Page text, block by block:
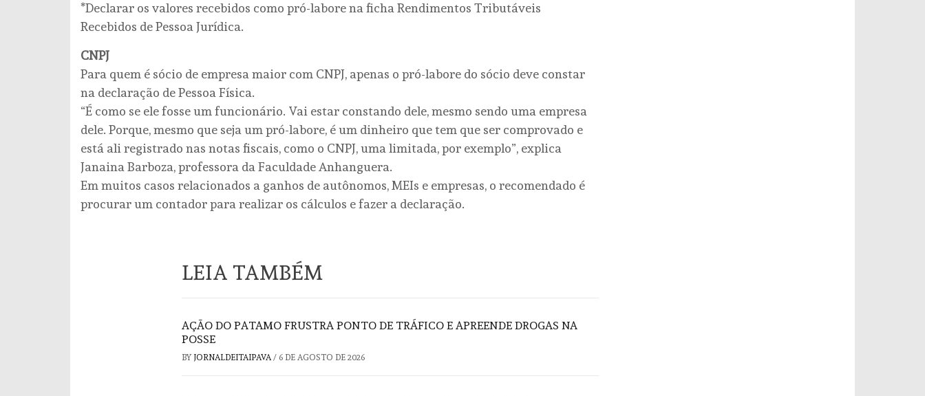
*Declarar os valores recebidos como pró-labore na ficha Rendimentos Tributáveis
Recebidos de Pessoa Jurídica.
CNPJ
Para quem é sócio de empresa maior com CNPJ, apenas o pró-labore do sócio deve constar
na declaração de Pessoa Física.
“É como se ele fosse um funcionário. Vai estar constando dele, mesmo sendo uma empresa
dele. Porque, mesmo que seja um pró-labore, é um dinheiro que tem que ser comprovado e
está ali registrado nas notas fiscais, como o CNPJ, uma limitada, por exemplo”, explica
Janaina Barboza, professora da Faculdade Anhanguera.
Em muitos casos relacionados a ganhos de autônomos, MEIs e empresas, o recomendado é
procurar um contador para realizar os cálculos e fazer a declaração.
LEIA TAMBÉM
AÇÃO DO PATAMO FRUSTRA PONTO DE TRÁFICO E APREENDE DROGAS NA
POSSE
BY JORNALDEITAIPAVA/ 6 DE AGOSTO DE 2026